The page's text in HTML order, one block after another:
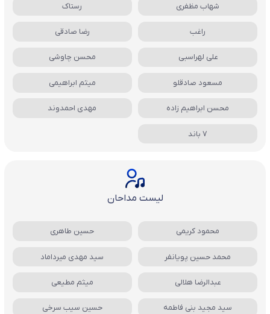
شهاب مظفری رستاک
راغب رضا صادقی
علی لهراسبی محسن چاوشی
مسعود صادقلو میثم ابراهیمی
محسن ابراهیم زاده مهدی احمدوند
7 باند
لیست مداحان
محمود کریمی حسین طاهری
محمد حسین پویانفر سید مهدی میرداماد
عبدالرضا هلالی میثم مطیعی
سید مجید بنی فاطمه حسین سیب سرخی